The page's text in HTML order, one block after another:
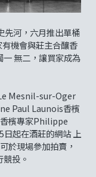
河，六月推出單桶
機會與莊主合釀香
無二，讓買家成為
Mesnil-sur-Oger
Paul Launois香檳
檳專家Philippe
起在酒莊的網站 上
於現場參加拍賣，
投。